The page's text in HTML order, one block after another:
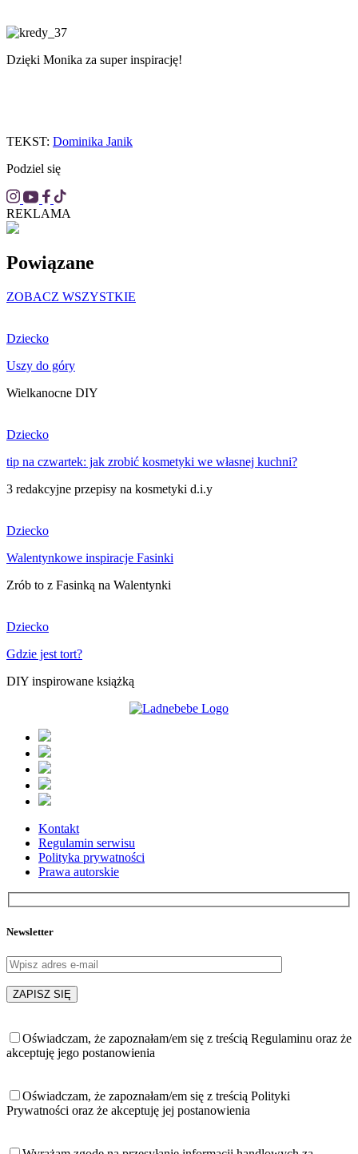
Dzięki Monika za super inspirację!
TEKST: Dominika Janik
Podziel się
REKLAMA
Powiązane
ZOBACZ WSZYSTKIE
Dziecko
Uszy do góry
Wielkanocne DIY
Dziecko
tip na czwartek: jak zrobić kosmetyki we własnej kuchni?
3 redakcyjne przepisy na kosmetyki d.i.y
Dziecko
Walentynkowe inspiracje Fasinki
Zrób to z Fasinką na Walentynki
Dziecko
Gdzie jest tort?
DIY inspirowane książką
Kontakt
Regulamin serwisu
Polityka prywatności
Prawa autorskie
Newsletter
Oświadczam, że zapoznałam/em się z treścią Regulaminu oraz że
akceptuję jego postanowienia
Oświadczam, że zapoznałam/em się z treścią Polityki
Prywatności oraz że akceptuję jej postanowienia